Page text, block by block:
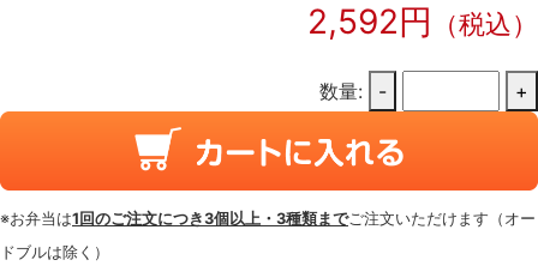
2,592円
（税込）
数量: - +
※お弁当は1回のご注文につき3個以上・3種類までご注文いただけます（オー
ドブルは除く）